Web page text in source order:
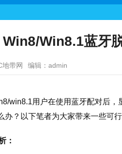
Win8.1蓝牙
地带网 编辑：admin
win8.1用户在使用蓝牙配对后，
办？以下笔者为大家带来一些可
：